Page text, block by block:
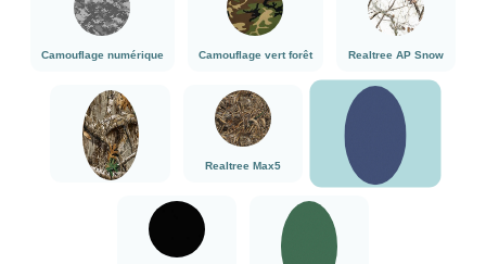
Camouflage numérique Camouflage vert forêt Realtree AP Snow
###Realtree Edge###LensCoat
Realtree Max5
###Realtree Max5###LensCoatBleu marine
vert